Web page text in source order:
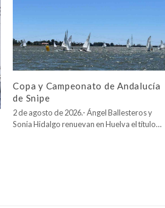
Copa y Campeonato de Andalucía
de Snipe
2 de agosto de 2026.- Ángel Ballesteros y
Sonia Hidalgo renuevan en Huelva el título…